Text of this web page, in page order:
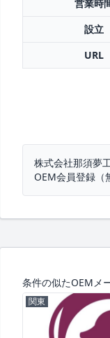
営業時
設立
URL
株式会社那須夢
OEM会員登録（
条件の似たOEMメ
関東